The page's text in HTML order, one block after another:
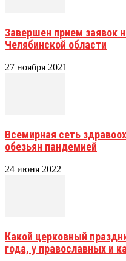
Завершен прием заявок
Челябинской области
27 ноября 2021
Всемирная сеть
обезьян пандемией
24 июня 2022
Какой церковный
года, у православных и